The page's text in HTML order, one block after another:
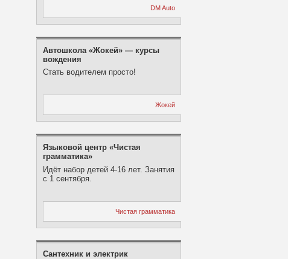
DM Auto
Автошкола «Жокей» — курсы
вождения
Стать водителем просто!
Жокей
Языковой центр «Чистая
грамматика»
Идёт набор детей 4-16 лет. Занятия
с 1 сентября.
Чистая грамматика
Сантехник и электрик